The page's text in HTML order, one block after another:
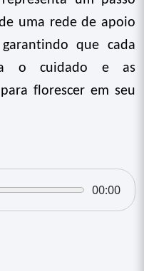
uma rede de apoio
que cada
o cuidado e as
florescer em seu
00:00